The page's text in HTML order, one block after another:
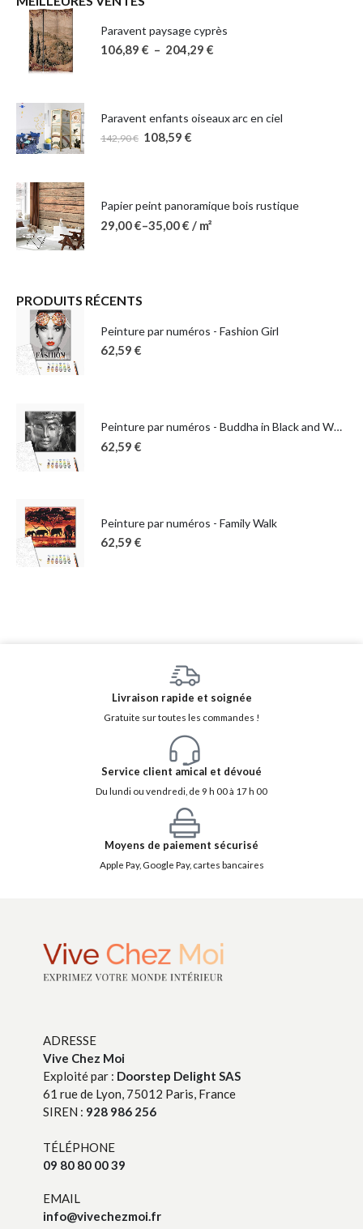
Paravent paysage cyprès
106,89 € – 204,29 €
Paravent enfants oiseaux arc en ciel
142,90€ 108,59 €
Papier peint panoramique bois rustique
29,00€–35,00€ / m²
PRODUITS RÉCENTS
Peinture par numéros - Fashion Girl
62,59 €
Peinture par numéros - Buddha in Black and White
62,59 €
Peinture par numéros - Family Walk
62,59 €
Livraison rapide et soignée
Gratuite sur toutes les commandes !
Service client amical et dévoué
Du lundi ou vendredi, de 9 h 00 à 17 h 00
Moyens de paiement sécurisé
Apple Pay, Google Pay, cartes bancaires
ADRESSE
Vive Chez Moi
Exploité par : Doorstep Delight SAS
61 rue de Lyon, 75012 Paris, France
SIREN : 928 986 256
TÉLÉPHONE
09 80 80 00 39
EMAIL
info@vivechezmoi.fr